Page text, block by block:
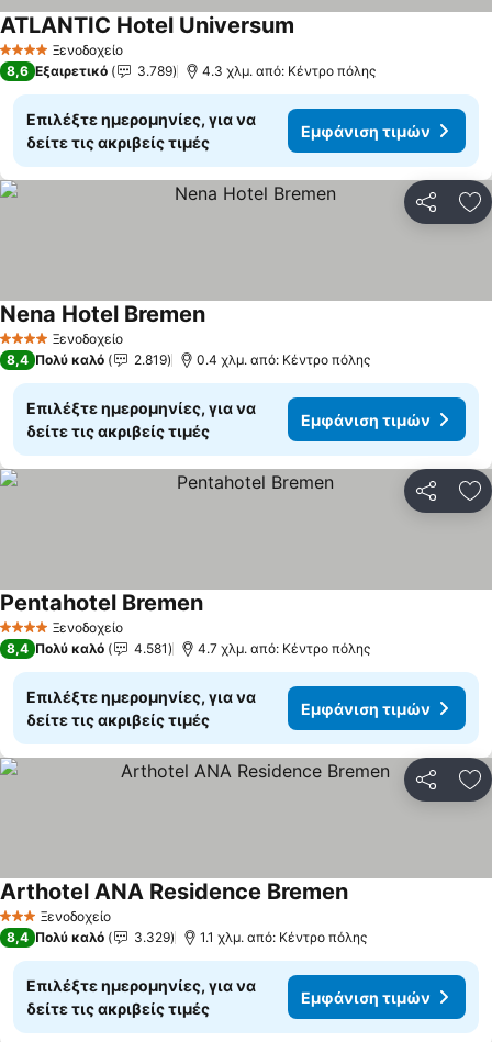
4 ΑστέριαΞενοδοχείο
ATLANTIC Hotel Universum
8,6 Εξαιρετικό 3.789 4.3 χλμ. από: Κέντρο πόλης
Επιλέξτε ημερομηνίες, για να
δείτε τις ακριβείς τιμές
Εμφάνιση τιμών
4 ΑστέριαΞενοδοχείο
Nena Hotel BremenΕμφάνιση τιμών
8,4 Πολύ καλό 2.819 0.4 χλμ. από: Κέντρο πόλης
Επιλέξτε ημερομηνίες, για να
δείτε τις ακριβείς τιμές
Εμφάνιση τιμών
4 ΑστέριαΞενοδοχείο
Pentahotel BremenΕμφάνιση τιμών
8,4 Πολύ καλό 4.581 4.7 χλμ. από: Κέντρο πόλης
Επιλέξτε ημερομηνίες, για να
δείτε τις ακριβείς τιμές
Εμφάνιση τιμών
3 ΑστέριαΞενοδοχείο
Arthotel ANA Residence BremenΕμφάνιση τιμών
8,4 Πολύ καλό 3.329 1.1 χλμ. από: Κέντρο πόλης
Επιλέξτε ημερομηνίες, για να
δείτε τις ακριβείς τιμές
Εμφάνιση τιμών